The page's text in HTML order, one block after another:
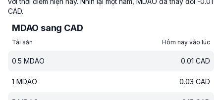
CAD.
MDAO sang CAD
Tài sản Hôm nay vào lúc
0.5 MDAO 0.01 CAD
1 MDAO 0.03 CAD